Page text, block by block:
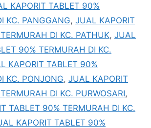
KAPORIT TABLET 90%
KC. PANGGANG, JUAL KAPORIT
DI KC. PATHUK, JUAL
90% TERMURAH DI KC.
KAPORIT TABLET 90%
KC. PONJONG, JUAL KAPORIT
DI KC. PURWOSARI,
TABLET 90% TERMURAH DI KC.
KAPORIT TABLET 90%